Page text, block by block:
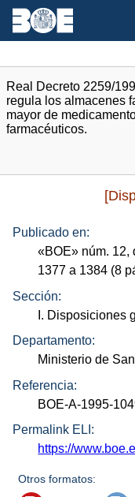
Real Decreto 2259/
regula los almacenes
mayor de
farmacéuticos.
Publicado en:
«BOE» núm. 12,
1377 a 1384 (8
Sección:
I. Disposiciones
Departamento:
Ministerio de
Referencia:
BOE-A-1995-
Permalink ELI:
https://
Otros formatos: